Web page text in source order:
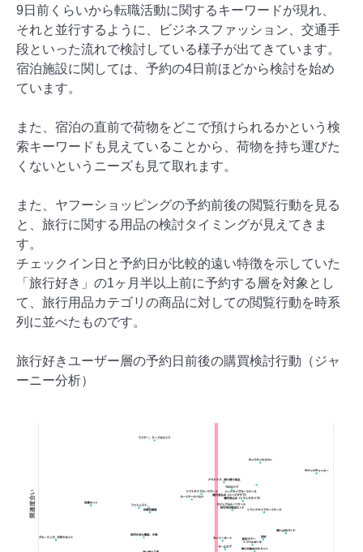
9日前くらいから転職活動に関するキーワードが現れ、
それと並行するように、ビジネスファッション、交通手
段といった流れで検討している様子が出てきています。
宿泊施設に関しては、予約の4日前ほどから検討を始め
ています。
また、宿泊の直前で荷物をどこで預けられるかという検
索キーワードも見えていることから、荷物を持ち運びた
くないというニーズも見て取れます。
また、ヤフーショッピングの予約前後の閲覧行動を見る
と、旅行に関する用品の検討タイミングが見えてきま
す。
チェックイン日と予約日が比較的遠い特徴を示していた
「旅行好き」の1ヶ月半以上前に予約する層を対象とし
て、旅行用品カテゴリの商品に対しての閲覧行動を時系
列に並べたものです。
旅行好きユーザー層の予約日前後の購買検討行動（ジャ
ーニー分析）